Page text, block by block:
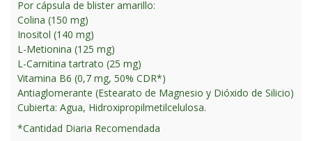
Por cápsula de blister amarillo:
Colina (150 mg)
Inositol (140 mg)
L-Metionina (125 mg)
L-Carnitina tartrato (25 mg)
Vitamina B6 (0,7 mg, 50% CDR*)
Antiaglomerante (Estearato de Magnesio y Dióxido de Silicio)
Cubierta: Agua, Hidroxipropilmetilcelulosa.
*Cantidad Diaria Recomendada